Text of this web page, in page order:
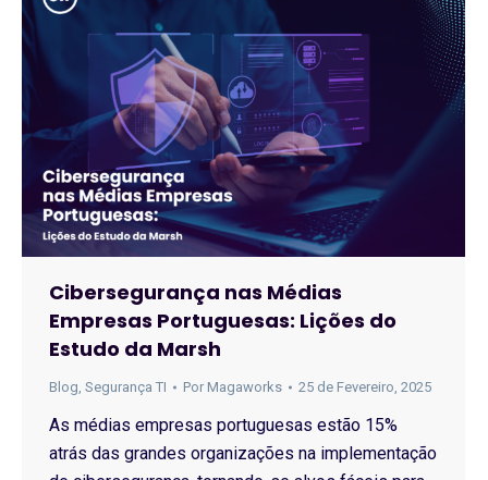
Cibersegurança nas Médias
Empresas Portuguesas: Lições do
Estudo da Marsh
Blog Segurança TI Por Magaworks 25 de Fevereiro, 2025
As médias empresas portuguesas estão 15%
atrás das grandes organizações na implementação